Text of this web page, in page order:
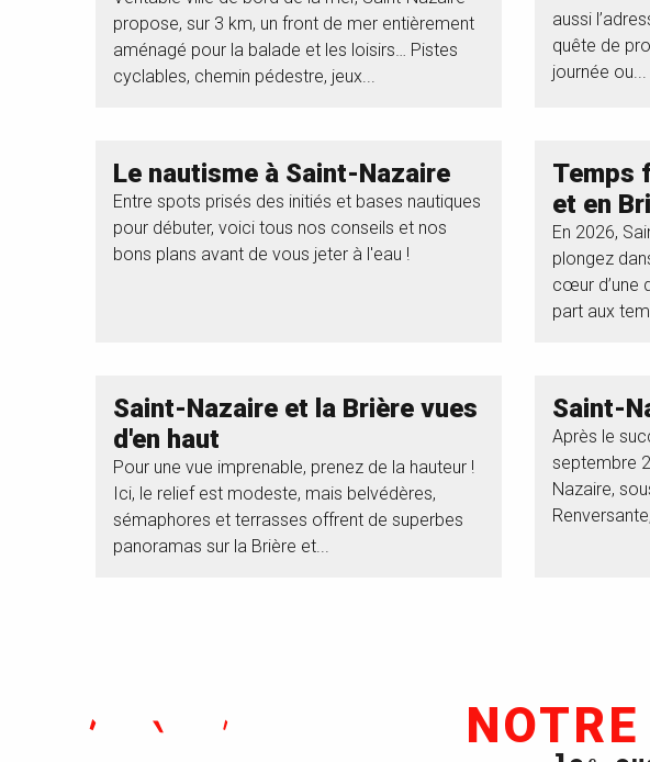
propose, sur 3 km, un front de mer entièrement
aménagé pour la balade et les loisirs… Pistes
cyclables, chemin pédestre, jeux...
aussi
quête de
journée ou...
Le nautisme à Saint-Nazaire
Entre spots prisés des initiés et bases nautiques
pour débuter, voici tous nos conseils et nos
bons plans avant de vous jeter à l'eau !
Temps
et en
En 2026,
plongez
cœur d’une
part aux
Saint-Nazaire et la Brière vues
d'en haut
Pour une vue imprenable, prenez de la hauteur !
Ici, le relief est modeste, mais belvédères,
sémaphores et terrasses offrent de superbes
panoramas sur la Brière et...
Saint-
Après le
septembre
Nazaire,